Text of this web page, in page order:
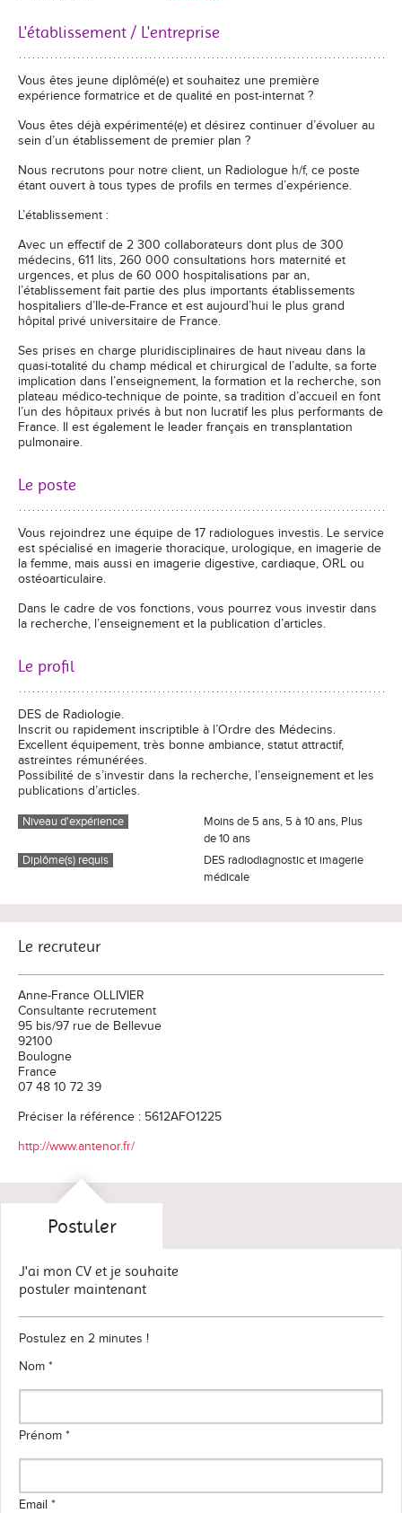
L'établissement / L'entreprise
Vous êtes jeune diplômé(e) et souhaitez une première
expérience formatrice et de qualité en post-internat ?
Vous êtes déjà expérimenté(e) et désirez continuer d’évoluer au
sein d’un établissement de premier plan ?
Nous recrutons pour notre client, un Radiologue h/f, ce poste
étant ouvert à tous types de profils en termes d’expérience.
L’établissement :
Avec un effectif de 2 300 collaborateurs dont plus de 300
médecins, 611 lits, 260 000 consultations hors maternité et
urgences, et plus de 60 000 hospitalisations par an,
l’établissement fait partie des plus importants établissements
hospitaliers d’Ile-de-France et est aujourd’hui le plus grand
hôpital privé universitaire de France.
Ses prises en charge pluridisciplinaires de haut niveau dans la
quasi-totalité du champ médical et chirurgical de l’adulte, sa forte
implication dans l’enseignement, la formation et la recherche, son
plateau médico-technique de pointe, sa tradition d’accueil en font
l’un des hôpitaux privés à but non lucratif les plus performants de
France. Il est également le leader français en transplantation
pulmonaire.
Le poste
Vous rejoindrez une équipe de 17 radiologues investis. Le service
est spécialisé en imagerie thoracique, urologique, en imagerie de
la femme, mais aussi en imagerie digestive, cardiaque, ORL ou
ostéoarticulaire.
Dans le cadre de vos fonctions, vous pourrez vous investir dans
la recherche, l’enseignement et la publication d’articles.
Le profil
DES de Radiologie.
Inscrit ou rapidement inscriptible à l’Ordre des Médecins.
Excellent équipement, très bonne ambiance, statut attractif,
astreintes rémunérées.
Possibilité de s’investir dans la recherche, l’enseignement et les
publications d’articles.
Niveau d'expérience
Moins de 5 ans, 5 à 10 ans, Plus
de 10 ans
Diplôme(s) requis
DES radiodiagnostic et imagerie
médicale
Le recruteur
Anne-France OLLIVIER
Consultante recrutement
95 bis/97 rue de Bellevue
92100
Boulogne
France
07 48 10 72 39
Préciser la référence : 5612AFO1225
http://www.antenor.fr/
Postuler
J'ai mon CV et je souhaite
postuler maintenant
Postulez en 2 minutes !
Nom *
Prénom *
Email *